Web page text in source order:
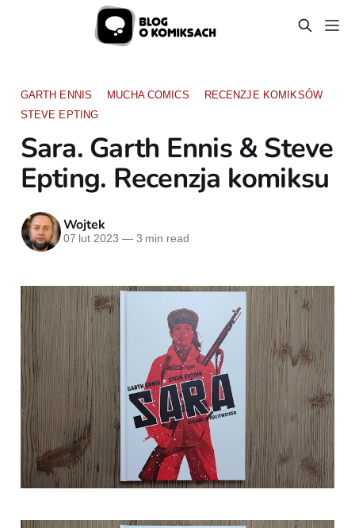
GARTH ENNIS MUCHA COMICS
RECENZJE KOMIKSÓW
STEVE EPTING
Sara. Garth Ennis & Steve
Epting. Recenzja komiksu
Wojtek
07 lut 2023 —3 min read